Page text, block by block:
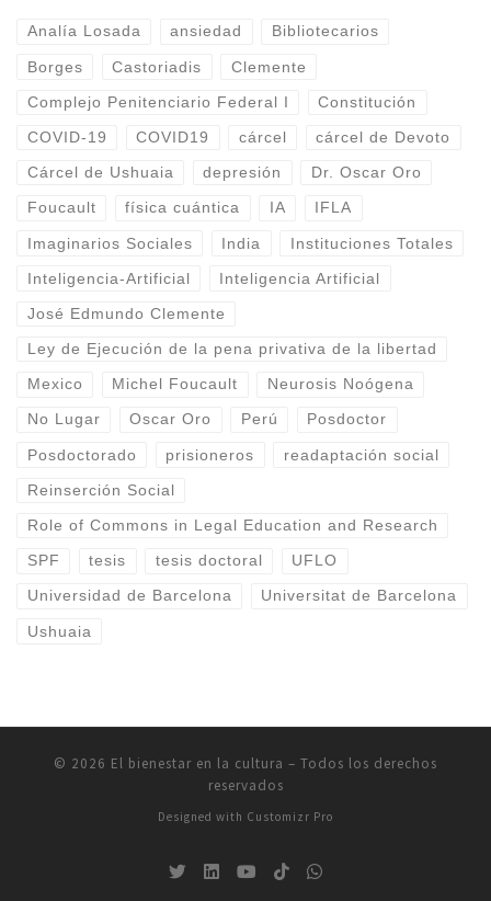
Analía Losada ansiedad Bibliotecarios
Borges Castoriadis Clemente
Complejo Penitenciario Federal I Constitución
COVID-19 COVID19 cárcel cárcel de Devoto
Cárcel de Ushuaia depresión Dr. Oscar Oro
Foucault física cuántica IA IFLA
Imaginarios Sociales India Instituciones Totales
Inteligencia-Artificial Inteligencia Artificial
José Edmundo Clemente
Ley de Ejecución de la pena privativa de la libertad
Mexico Michel Foucault Neurosis Noógena
No Lugar Oscar Oro Perú Posdoctor
Posdoctorado prisioneros readaptación social
Reinserción Social
Role of Commons in Legal Education and Research
SPF tesis tesis doctoral UFLO
Universidad de Barcelona Universitat de Barcelona
Ushuaia
© 2026 El bienestar en la cultura – Todos los derechos
reservados
Designed with Customizr Pro